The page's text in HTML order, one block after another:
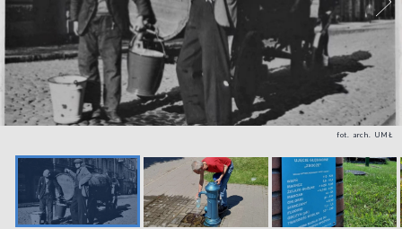
fot. arch. UMŁ